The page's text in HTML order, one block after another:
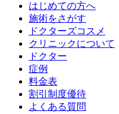
はじめての方へ
施術をさがす
ドクターズコスメ
クリニックについて
ドクター
症例
料金表
割引制度優待
よくある質問